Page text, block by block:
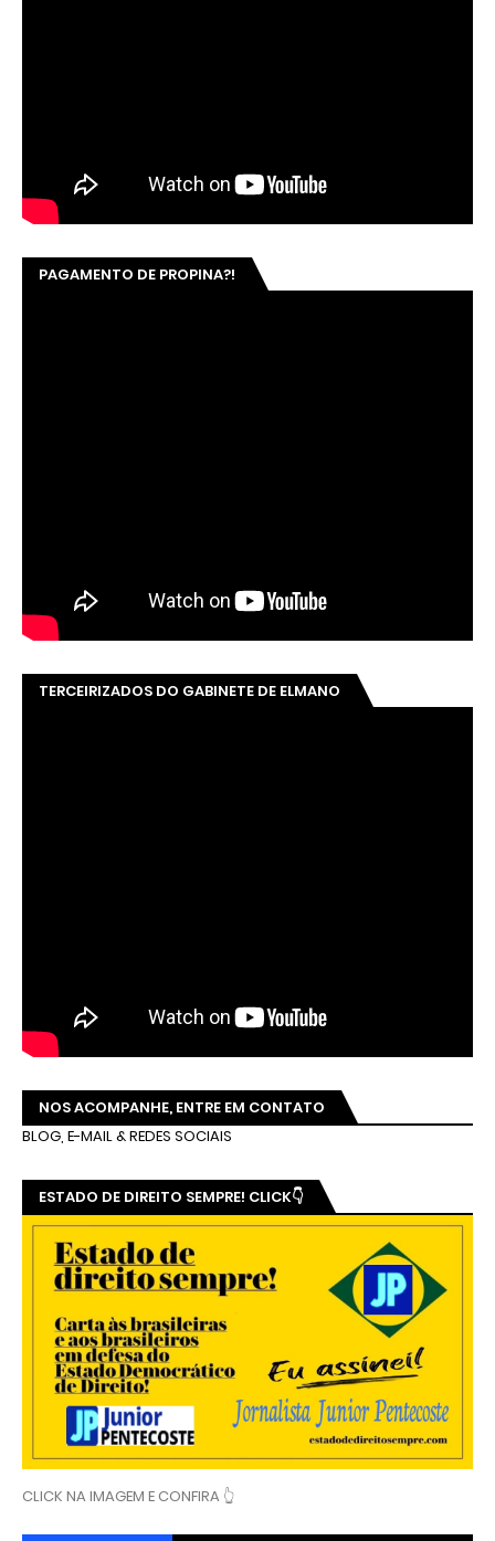
PAGAMENTO DE PROPINA?!
TERCEIRIZADOS DO GABINETE DE ELMANO
NOS ACOMPANHE, ENTRE EM CONTATO
BLOG, E-MAIL & REDES SOCIAIS
ESTADO DE DIREITO SEMPRE! CLICK👇
CLICK NA IMAGEM E CONFIRA 👆